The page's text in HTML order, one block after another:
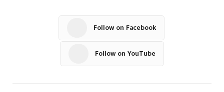
Follow on Facebook
Follow on YouTube